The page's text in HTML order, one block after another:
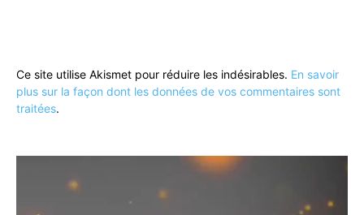
Ce site utilise Akismet pour réduire les indésirables. En savoir
plus sur la façon dont les données de vos commentaires sont
traitées.